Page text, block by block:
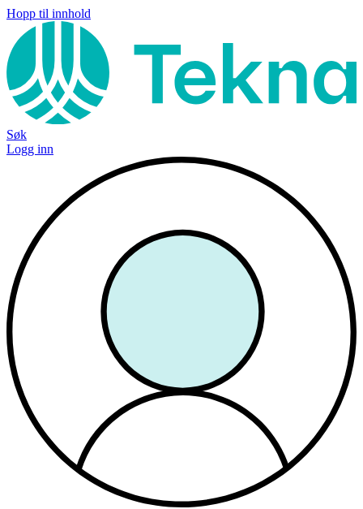
Hopp til innhold
Søk
Logg inn